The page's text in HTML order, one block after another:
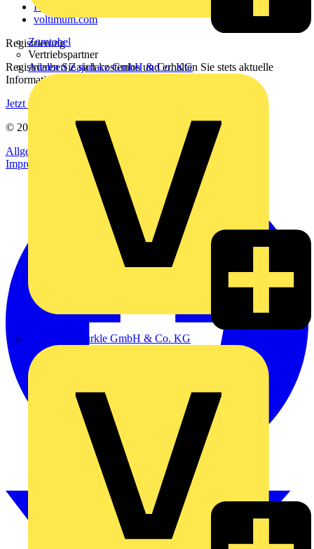
Zumtobel
Vertriebspartner
Adalbert Zajadacz GmbH & Co. KG
Alexander Bürkle GmbH & Co. KG
Häufig gestellte Fragen
voltimum.com
Registrierung
Registrieren Sie sich kostenlos und erhalten Sie stets aktuelle
Informationen aus der Elektroindustrie.
Jetzt registrieren
© 2002-
Voltimum
Allgemeine Geschäftsbedingungen
Datenschutzerklärung
Impressum